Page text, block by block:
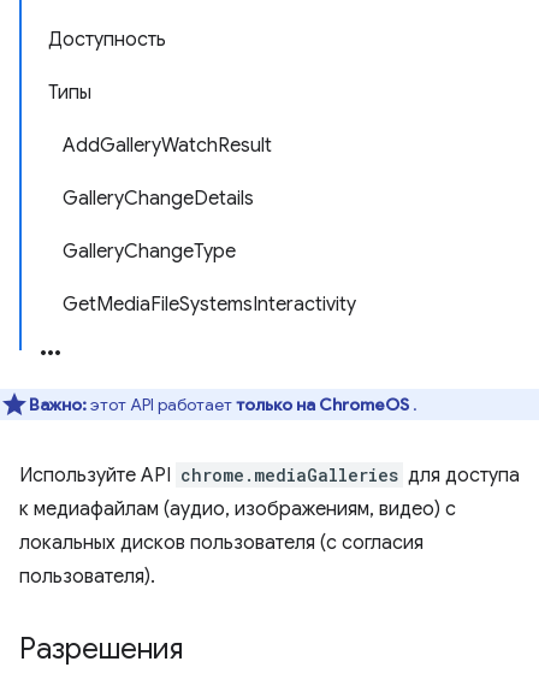
Доступность
Типы
AddGalleryWatchResult
GalleryChangeDetails
GalleryChangeType
GetMediaFileSystemsInteractivity
Важно:этот API работаеттолько на ChromeOS .
Используйте API chrome.mediaGalleries для доступа
к медиафайлам (аудио, изображениям, видео) с
локальных дисков пользователя (с согласия
пользователя).
Разрешения